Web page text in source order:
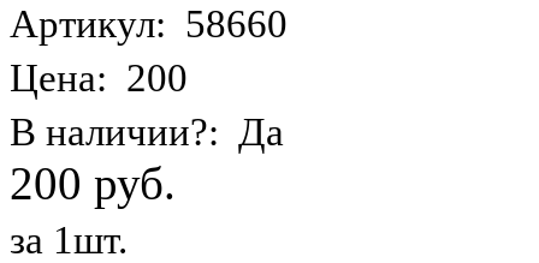
Артикул: 58660
Цена: 200
В наличии?: Да
200 руб.
за 1шт.